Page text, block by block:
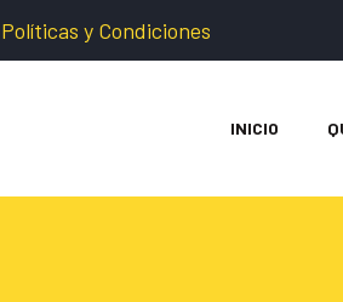
Políticas y Condiciones
INICIO